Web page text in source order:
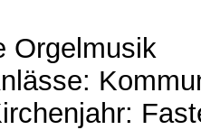
Orgelmusik